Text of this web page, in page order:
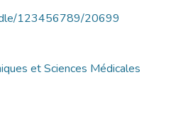
123456789/20699
et Sciences Médicales